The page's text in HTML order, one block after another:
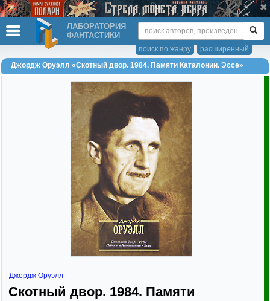
ЛАБОРАТОРИЯ
ФАНТАСТИКИ
расширенный
поиск по жанру
Джордж Оруэлл «Скотный двор. 1984. Памяти Каталонии. Эссе»
Джордж Оруэлл
Скотный двор. 1984. Памяти